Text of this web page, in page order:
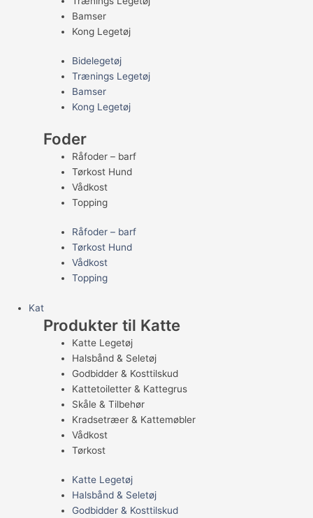
Bamser
Kong Legetøj
Bidelegetøj
Trænings Legetøj
Bamser
Kong Legetøj
Foder
Råfoder – barf
Tørkost Hund
Vådkost
Topping
Råfoder – barf
Tørkost Hund
Vådkost
Topping
Kat
Produkter til Katte
Katte Legetøj
Halsbånd & Seletøj
Godbidder & Kosttilskud
Kattetoiletter & Kattegrus
Skåle & Tilbehør
Kradsetræer & Kattemøbler
Vådkost
Tørkost
Katte Legetøj
Halsbånd & Seletøj
Godbidder & Kosttilskud